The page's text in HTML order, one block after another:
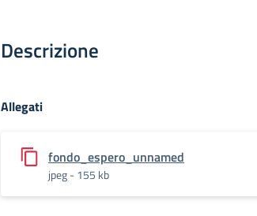
Descrizione
Allegati
fondo_espero_unnamed
jpeg - 155 kb